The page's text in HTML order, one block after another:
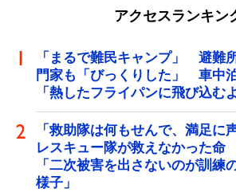
アクセスランキン
「まるで難民キャンプ」 避難
門家も「びっくりした」 車中
「熱したフライパンに飛び込む
「救助隊は何もせんで、満足に
レスキュー隊が救えなかった
「二次被害を出さないのが訓練
様子」